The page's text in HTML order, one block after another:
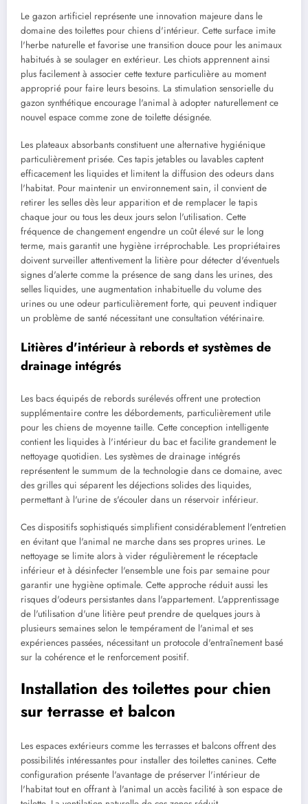
Le gazon artificiel représente une innovation majeure dans le
domaine des toilettes pour chiens d'intérieur. Cette surface imite
l'herbe naturelle et favorise une transition douce pour les animaux
habitués à se soulager en extérieur. Les chiots apprennent ainsi
plus facilement à associer cette texture particulière au moment
approprié pour faire leurs besoins. La stimulation sensorielle du
gazon synthétique encourage l'animal à adopter naturellement ce
nouvel espace comme zone de toilette désignée.
Les plateaux absorbants constituent une alternative hygiénique
particulièrement prisée. Ces tapis jetables ou lavables captent
efficacement les liquides et limitent la diffusion des odeurs dans
l'habitat. Pour maintenir un environnement sain, il convient de
retirer les selles dès leur apparition et de remplacer le tapis
chaque jour ou tous les deux jours selon l'utilisation. Cette
fréquence de changement engendre un coût élevé sur le long
terme, mais garantit une hygiène irréprochable. Les propriétaires
doivent surveiller attentivement la litière pour détecter d'éventuels
signes d'alerte comme la présence de sang dans les urines, des
selles liquides, une augmentation inhabituelle du volume des
urines ou une odeur particulièrement forte, qui peuvent indiquer
un problème de santé nécessitant une consultation vétérinaire.
Litières d'intérieur à rebords et systèmes de
drainage intégrés
Les bacs équipés de rebords surélevés offrent une protection
supplémentaire contre les débordements, particulièrement utile
pour les chiens de moyenne taille. Cette conception intelligente
contient les liquides à l'intérieur du bac et facilite grandement le
nettoyage quotidien. Les systèmes de drainage intégrés
représentent le summum de la technologie dans ce domaine, avec
des grilles qui séparent les déjections solides des liquides,
permettant à l'urine de s'écouler dans un réservoir inférieur.
Ces dispositifs sophistiqués simplifient considérablement l'entretien
en évitant que l'animal ne marche dans ses propres urines. Le
nettoyage se limite alors à vider régulièrement le réceptacle
inférieur et à désinfecter l'ensemble une fois par semaine pour
garantir une hygiène optimale. Cette approche réduit aussi les
risques d'odeurs persistantes dans l'appartement. L'apprentissage
de l'utilisation d'une litière peut prendre de quelques jours à
plusieurs semaines selon le tempérament de l'animal et ses
expériences passées, nécessitant un protocole d'entraînement basé
sur la cohérence et le renforcement positif.
Installation des toilettes pour chien
sur terrasse et balcon
Les espaces extérieurs comme les terrasses et balcons offrent des
possibilités intéressantes pour installer des toilettes canines. Cette
configuration présente l'avantage de préserver l'intérieur de
l'habitat tout en offrant à l'animal un accès facilité à son espace de